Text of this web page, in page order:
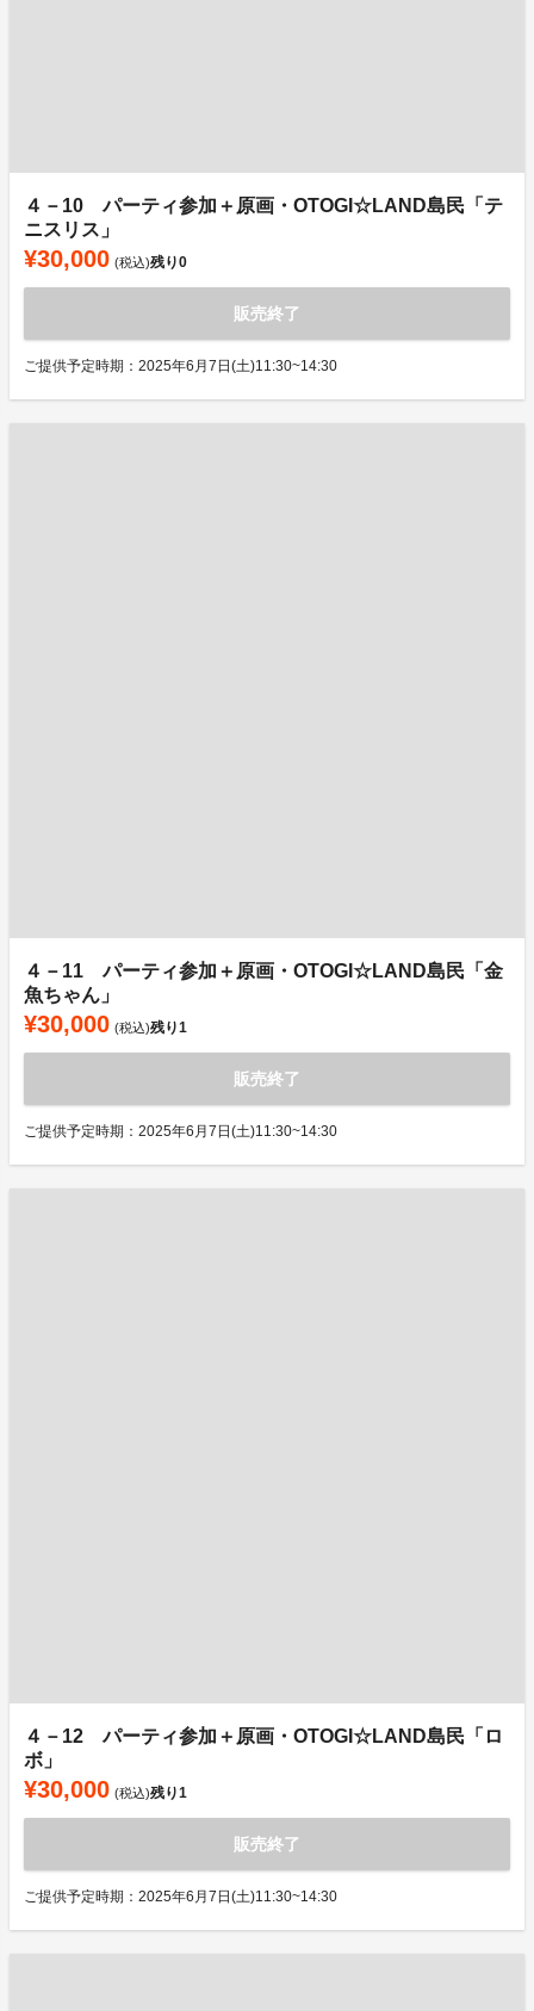
４－10 パーティ参加＋原画・OTOGI☆LAND島民「テ
ニスリス」
¥30,000 (税込)残り0
販売終了
ご提供予定時期：2025年6月7日(土)11:30~14:30
４－11 パーティ参加＋原画・OTOGI☆LAND島民「金
魚ちゃん」
¥30,000 (税込)残り1
販売終了
ご提供予定時期：2025年6月7日(土)11:30~14:30
４－12 パーティ参加＋原画・OTOGI☆LAND島民「ロ
ボ」
¥30,000 (税込)残り1
販売終了
ご提供予定時期：2025年6月7日(土)11:30~14:30